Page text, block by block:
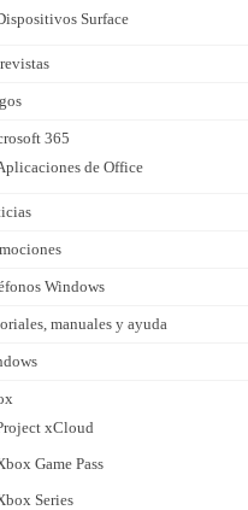
Surface
365
de Office
Windows
manuales y ayuda
xCloud
Game Pass
Series